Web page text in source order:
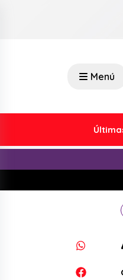
Menú